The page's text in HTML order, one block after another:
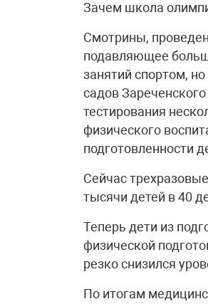
Зачем школа
Смотрины,
подавляющее
занятий спортом,
садов
тестирования
физического
подготовленности
Сейчас
тысячи детей в 40
Теперь дети из
физической
резко снизился
По итогам